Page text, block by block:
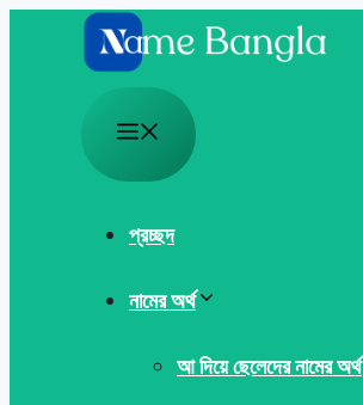
Menu
প্রচ্ছদ
নামের অর্থ
আ দিয়ে ছেলেদের নামের অর্থ